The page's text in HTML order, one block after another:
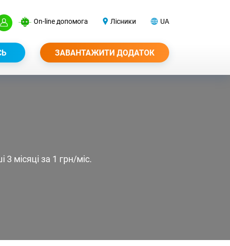
On-line допомога Лісники UA
ЗАВАНТАЖИТИ ДОДАТОК
місяці за 1 грн/міс.